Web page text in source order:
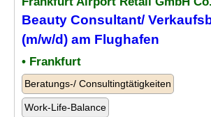
Beauty Consultant/
(m/w/d) am Flughafen
• Frankfurt
Beratungs-/ Consultingtätigkeiten
Work-Life-Balance